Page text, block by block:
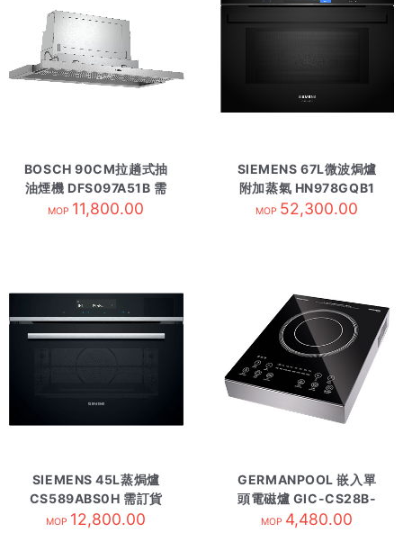
BOSCH 90CM拉趟式抽
油煙機 DFS097A51B 需
訂貨
MOP 11,800.00
SIEMENS 67L微波焗爐
附加蒸氣 HN978GQB1
需訂貨
MOP 52,300.00
SIEMENS 45L蒸焗爐
CS589ABS0H 需訂貨
MOP 12,800.00
GERMANPOOL 嵌入單
頭電磁爐 GIC-CS28B-
S
MOP 4,480.00